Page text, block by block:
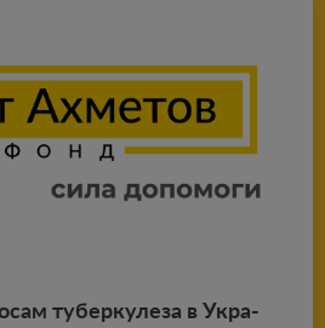
ту­бер­ку­ле­за в Укра­